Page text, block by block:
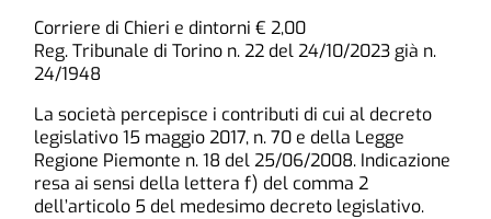
Corriere di Chieri e dintorni € 2,00
Reg. Tribunale di Torino n. 22 del 24/10/2023 già n.
24/1948
La società percepisce i contributi di cui al decreto
legislativo 15 maggio 2017, n. 70 e della Legge
Regione Piemonte n. 18 del 25/06/2008. Indicazione
resa ai sensi della lettera f) del comma 2
dell’articolo 5 del medesimo decreto legislativo.